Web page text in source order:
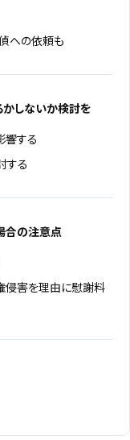
への依頼も
しないか検討を
響する
する
合の注意点
侵害を理由に慰謝料